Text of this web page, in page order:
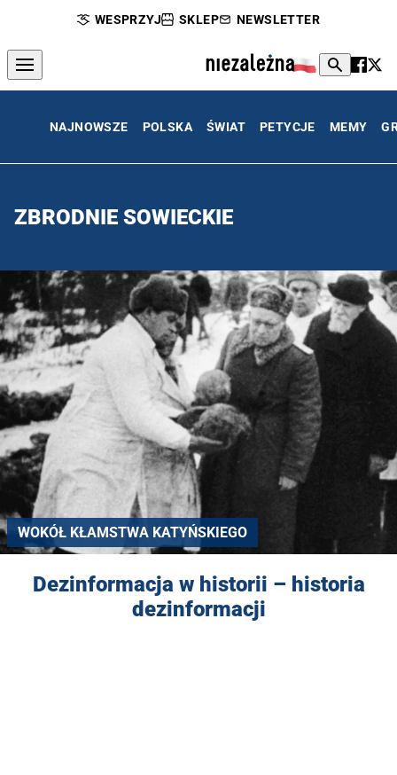
WESPRZYJ SKLEP NEWSLETTER
NAJNOWSZE POLSKA ŚWIAT PETYCJE MEMY
ZBRODNIE SOWIECKIE
WOKÓŁ KŁAMSTWA KATYŃSKIEGO
Dezinformacja w historii – historia
dezinformacji